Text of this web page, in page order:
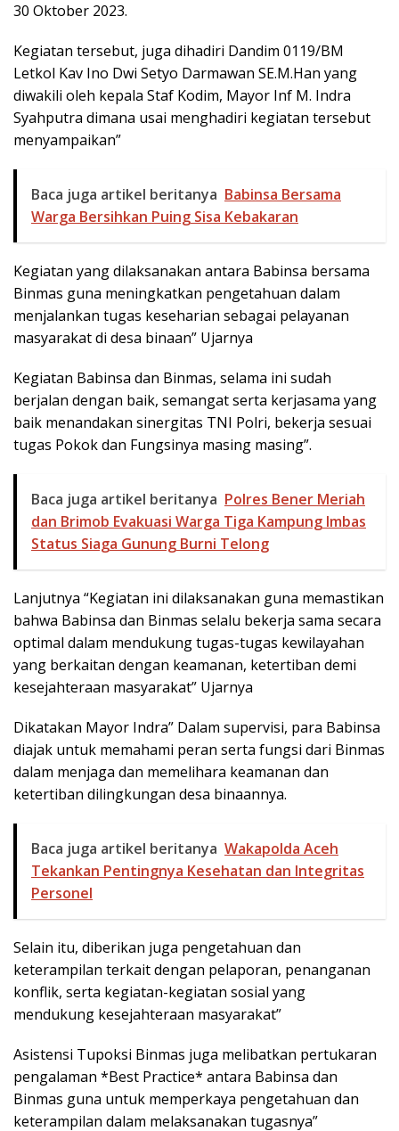
30 Oktober 2023.
Kegiatan tersebut, juga dihadiri Dandim 0119/BM
Letkol Kav Ino Dwi Setyo Darmawan SE.M.Han yang
diwakili oleh kepala Staf Kodim, Mayor Inf M. Indra
Syahputra dimana usai menghadiri kegiatan tersebut
menyampaikan”
Baca juga artikel beritanya Babinsa Bersama
Warga Bersihkan Puing Sisa Kebakaran
Kegiatan yang dilaksanakan antara Babinsa bersama
Binmas guna meningkatkan pengetahuan dalam
menjalankan tugas keseharian sebagai pelayanan
masyarakat di desa binaan” Ujarnya
Kegiatan Babinsa dan Binmas, selama ini sudah
berjalan dengan baik, semangat serta kerjasama yang
baik menandakan sinergitas TNI Polri, bekerja sesuai
tugas Pokok dan Fungsinya masing masing”.
Baca juga artikel beritanya Polres Bener Meriah
dan Brimob Evakuasi Warga Tiga Kampung Imbas
Status Siaga Gunung Burni Telong
Lanjutnya “Kegiatan ini dilaksanakan guna memastikan
bahwa Babinsa dan Binmas selalu bekerja sama secara
optimal dalam mendukung tugas-tugas kewilayahan
yang berkaitan dengan keamanan, ketertiban demi
kesejahteraan masyarakat” Ujarnya
Dikatakan Mayor Indra” Dalam supervisi, para Babinsa
diajak untuk memahami peran serta fungsi dari Binmas
dalam menjaga dan memelihara keamanan dan
ketertiban dilingkungan desa binaannya.
Baca juga artikel beritanya Wakapolda Aceh
Tekankan Pentingnya Kesehatan dan Integritas
Personel
Selain itu, diberikan juga pengetahuan dan
keterampilan terkait dengan pelaporan, penanganan
konflik, serta kegiatan-kegiatan sosial yang
mendukung kesejahteraan masyarakat”
Asistensi Tupoksi Binmas juga melibatkan pertukaran
pengalaman *Best Practice* antara Babinsa dan
Binmas guna untuk memperkaya pengetahuan dan
keterampilan dalam melaksanakan tugasnya”